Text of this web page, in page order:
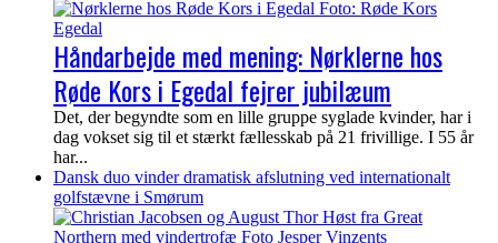
Håndarbejde med mening: Nørklerne hos
Røde Kors i Egedal fejrer jubilæum
Det, der begyndte som en lille gruppe syglade kvinder, har i
dag vokset sig til et stærkt fællesskab på 21 frivillige. I 55 år
har...
Dansk duo vinder dramatisk afslutning ved internationalt
golfstævne i Smørum